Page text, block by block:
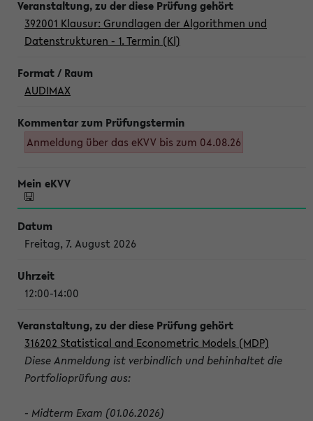
392001 Klausur: Grundlagen der Algorithmen und
Datenstrukturen - 1. Termin (Kl)
AUDIMAX
Anmeldung über das eKVV bis zum 04.08.26
Freitag, 7. August 2026
12:00-14:00
316202 Statistical and Econometric Models (MDP)
Diese Anmeldung ist verbindlich und behinhaltet die
Portfolioprüfung aus:
- Midterm Exam (01.06.2026)